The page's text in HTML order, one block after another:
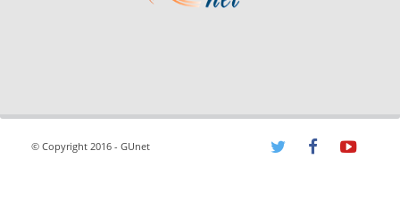
© Copyright 2016 - GUnet